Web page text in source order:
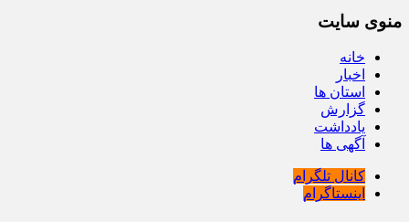
منوی سایت
خانه
اخبار
استان ها
گزارش
یادداشت
آگهی ها
کانال تلگرام
اینستاگرام